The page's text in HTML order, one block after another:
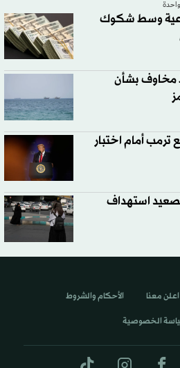
وسط شكوك
مخاوف بشأن
أمام اختبار
استهداف
اعلن معنا الأحكام والشروط
الخصوصية